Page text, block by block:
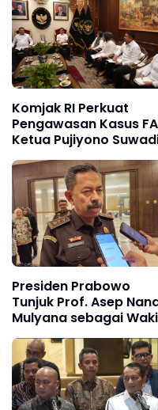
Komjak RI Perkuat
Pengawasan Kasus
Ketua Pujiyono
Tegaskan
Harus Transparan dan
Bebas Konflik
Kepentingan
Presiden Prabowo
Tunjuk Prof. Asep
Mulyana sebagai
Jaksa Agung, Era Baru
Penguatan Kejaksaan
Dimulai